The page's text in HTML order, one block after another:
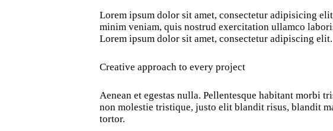
Lorem ipsum dolor sit amet, consectetur adipisicing
minim veniam, quis nostrud exercitation ullamco
Lorem ipsum dolor sit amet, consectetur adipiscing elit.
Creative approach to every project
Aenean et egestas nulla. Pellentesque habitant morbi
non molestie tristique, justo elit blandit risus, blandit
tortor.